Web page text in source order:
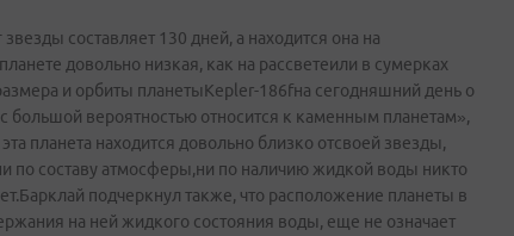
составляет 130 дней, а находится она на
довольно низкая, как на рассветеили в сумерках
и орбиты планетыKepler-186fна сегодняшний день о
большой вероятностью относится к каменным планетам»,
планета находится довольно близко отсвоей звезды,
по составу атмосферы,ни по наличию жидкой воды никто
подчеркнул также, что расположение планеты в
на ней жидкого состояния воды, еще не означает